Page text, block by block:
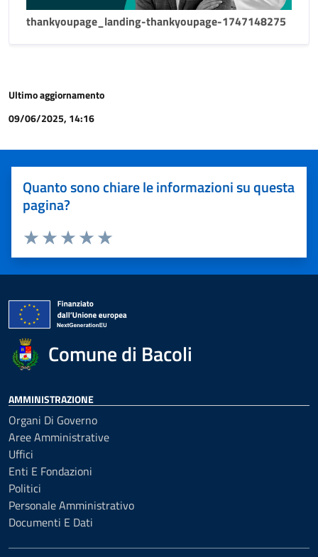
thankyoupage_landing-thankyoupage-1747148275
Ultimo aggiornamento
09/06/2025, 14:16
Quanto sono chiare le informazioni su questa
pagina?
Valuta 5 stelle su 5
Valuta 4 stelle su 5
Valuta 3 stelle su 5
Valuta 2 stelle su 5
Valuta 1 stelle su 5
Comune di Bacoli
AMMINISTRAZIONE
Organi Di Governo
Aree Amministrative
Uffici
Enti E Fondazioni
Politici
Personale Amministrativo
Documenti E Dati